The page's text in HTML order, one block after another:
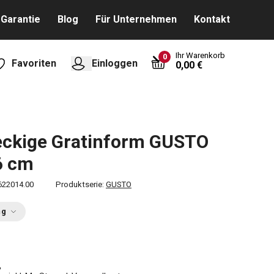
Garantie Blog Für Unternehmen Kontakt
Favoriten Einloggen
0 Ihr Warenkorb
0,00 €
Gratinform GUSTO
cm
Produktserie: GUSTO